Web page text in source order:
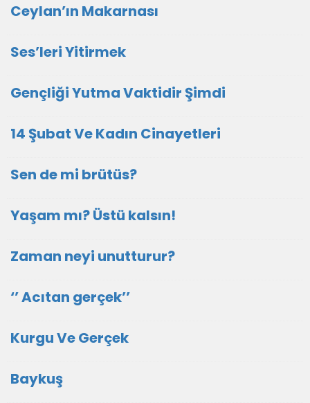
Ceylan’ın Makarnası
Ses’leri Yitirmek
Gençliği Yutma Vaktidir Şimdi
14 Şubat Ve Kadın Cinayetleri
Sen de mi brütüs?
Yaşam mı? Üstü kalsın!
Zaman neyi unutturur?
‘’ Acıtan gerçek’’
Kurgu Ve Gerçek
Baykuş